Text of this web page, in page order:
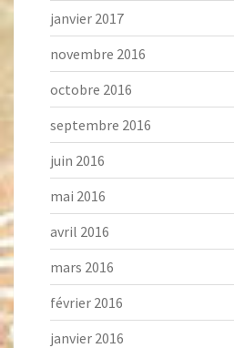
janvier 2017
novembre 2016
octobre 2016
septembre 2016
juin 2016
mai 2016
avril 2016
mars 2016
février 2016
janvier 2016